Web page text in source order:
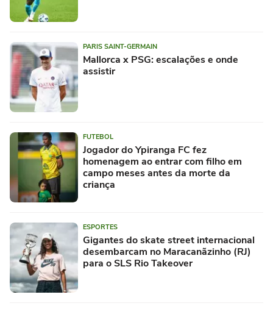
PARIS SAINT-GERMAIN
Mallorca x PSG: escalações e onde
assistir
FUTEBOL
Jogador do Ypiranga FC fez
homenagem ao entrar com filho em
campo meses antes da morte da
criança
ESPORTES
Gigantes do skate street internacional
desembarcam no Maracanãzinho (RJ)
para o SLS Rio Takeover